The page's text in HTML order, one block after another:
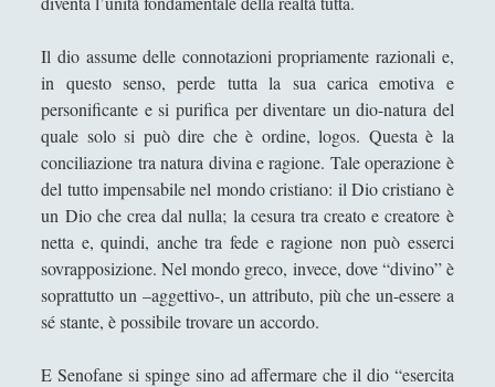
conversione del Cristianesimo l "Incredulità di San
Tommaso" di Caravaggio
La scultura è una fiamma all'esistenzialismo con
la febbre
La tecnica dodecafonica e la querelle sul "Doctor
Faustus" di Thomas Mann
La trasparenza della plastica che sublima la
"macchia d'olio" sul potere
Paolo Villaggio come Filosofo della Postmodernità
Interazione Sociale nel Processo di
Il dio assume delle connotazioni propriamente razionali e,
in questo senso, perde tutta la sua carica emotiva e
personificante e si purifica per diventare un dio-natura del
quale solo si può dire che è ordine, logos. Questa è la
conciliazione tra natura divina e ragione. Tale operazione è
del tutto impensabile nel mondo cristiano: il Dio cristiano è
un Dio che crea dal nulla; la cesura tra creato e creatore è
netta e, quindi, anche tra fede e ragione non può esserci
sovrapposizione. Nel mondo greco, invece, dove “divino” è
soprattutto un –aggettivo-, un attributo, più che un-essere a
sé stante, è possibile trovare un accordo.
E Senofane si spinge sino ad affermare che il dio “esercita